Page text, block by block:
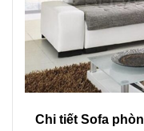
Chi tiết Sofa